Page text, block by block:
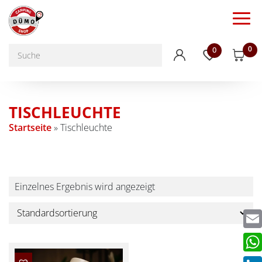
0 0
TISCHLEUCHTE
Startseite»Tischleuchte
Einzelnes Ergebnis wird angezeigt